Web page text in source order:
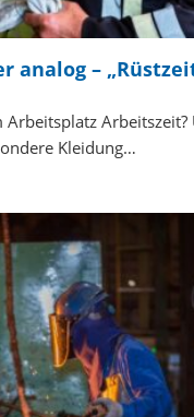
analog –
Arbeitszeit?
Kleidung…